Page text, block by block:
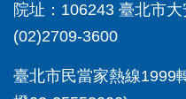
院址：106243 臺北市
(02)2709-3600
臺北市民當家熱線1999